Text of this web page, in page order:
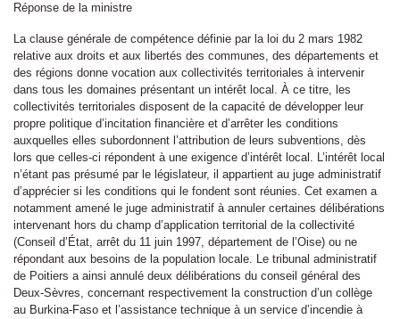
Réponse de la ministre
La clause générale de compétence définie par la loi du 2 mars 1982
relative aux droits et aux libertés des communes, des départements et
des régions donne vocation aux collectivités territoriales à intervenir
dans tous les domaines présentant un intérêt local. À ce titre, les
collectivités territoriales disposent de la capacité de développer leur
propre politique d’incitation financière et d’arrêter les conditions
auxquelles elles subordonnent l’attribution de leurs subventions, dès
lors que celles-ci répondent à une exigence d’intérêt local. L’intérêt local
n’étant pas présumé par le législateur, il appartient au juge administratif
d’apprécier si les conditions qui le fondent sont réunies. Cet examen a
notamment amené le juge administratif à annuler certaines délibérations
intervenant hors du champ d’application territorial de la collectivité
(Conseil d’État, arrêt du 11 juin 1997, département de l’Oise) ou ne
répondant aux besoins de la population locale. Le tribunal administratif
de Poitiers a ainsi annulé deux délibérations du conseil général des
Deux-Sèvres, concernant respectivement la construction d’un collège
au Burkina-Faso et l’assistance technique à un service d’incendie à